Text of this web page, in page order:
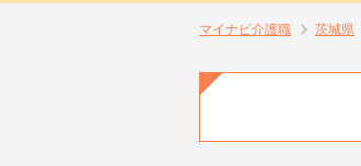
マイナビ介護職 茨城県